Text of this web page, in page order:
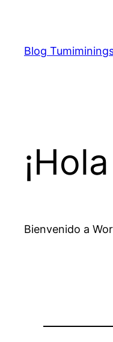
contenido
Blog
Bienvenido a